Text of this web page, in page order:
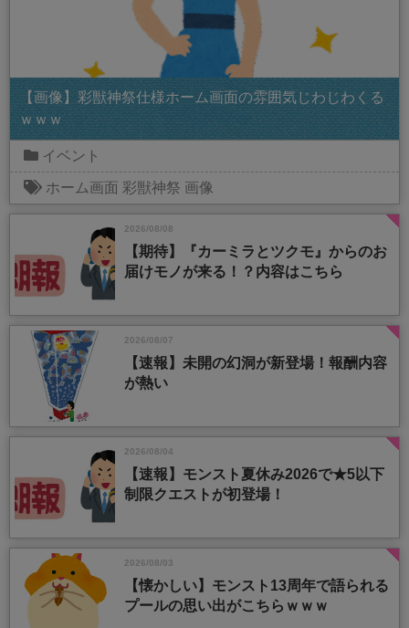
【画像】彩獣神祭仕様ホーム画面の雰囲気じわじわくる
ｗｗｗ
イベント
ホーム画面 彩獣神祭 画像
2026/08/08
【期待】『カーミラとツクモ』からのお
届けモノが来る！？内容はこちら
2026/08/07
【速報】未開の幻洞が新登場！報酬内容
が熱い
2026/08/04
【速報】モンスト夏休み2026で★5以下
制限クエストが初登場！
2026/08/03
【懐かしい】モンスト13周年で語られる
プールの思い出がこちらｗｗｗ